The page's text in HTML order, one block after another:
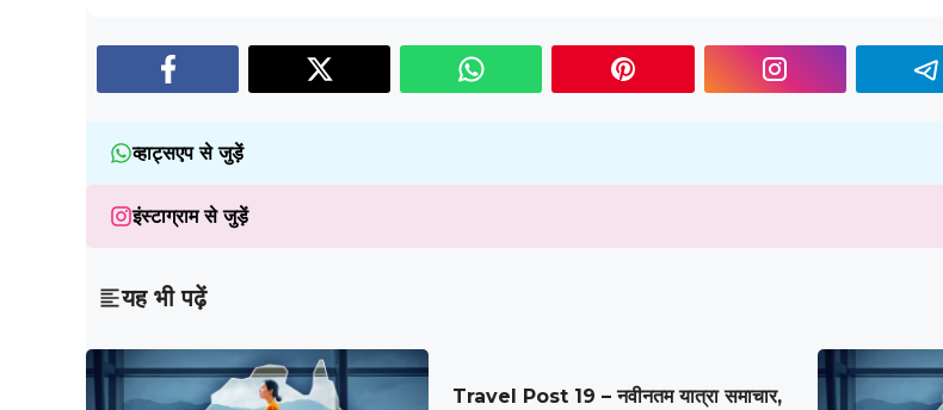
व्हाट्सएप से जुड़ें
इंस्टाग्राम से जुड़ें
यह भी पढ़ें
Travel Post 19 – नवीनतम यात्रा समाचार,